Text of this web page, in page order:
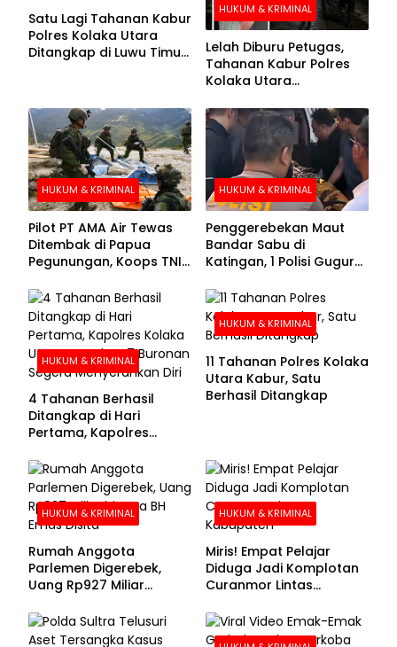
Satu Lagi Tahanan Kabur
Polres Kolaka Utara
Ditangkap di Luwu Timur,
HUKUM & KRIMINAL
Lelah Diburu Petugas,
Tahanan Kabur Polres
Kolaka Utara
HUKUM & KRIMINAL
Pilot PT AMA Air Tewas
Ditembak di Papua
Pegunungan, Koops TNI
Evakuasi Jenazah
Korban
HUKUM & KRIMINAL
Penggerebekan Maut
Bandar Sabu di
Katingan, 1 Polisi Gugur
HUKUM & KRIMINAL
4 Tahanan Berhasil
Ditangkap di Hari
Pertama, Kapolres
Buronan Segera
Menyerahkan Diri
HUKUM & KRIMINAL
11 Tahanan Polres Kolaka
Utara Kabur, Satu
Berhasil Ditangkap
HUKUM & KRIMINAL
Rumah Anggota
Parlemen Digerebek,
Uang Rp927 Miliar
HUKUM & KRIMINAL
Miris! Empat Pelajar
Diduga Jadi Komplotan
Curanmor Lintas